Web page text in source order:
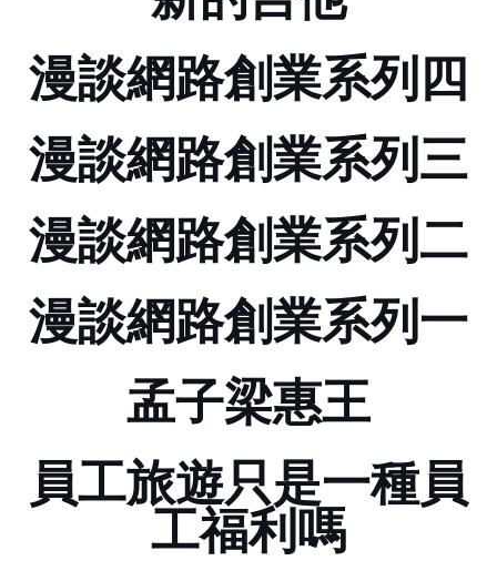
漫談網路創業系列四
漫談網路創業系列三
漫談網路創業系列二
漫談網路創業系列一
孟子梁惠王
員工旅遊只是一種員
工福利嗎??